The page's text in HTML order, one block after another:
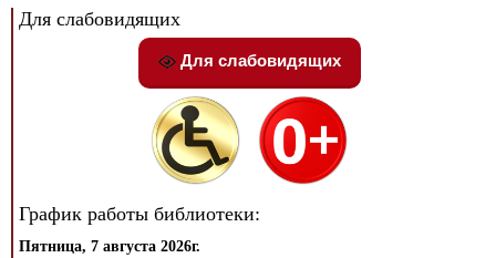
Для слабовидящих
Для слабовидящих
График работы библиотеки:
Пятница, 7 августа 2026г.